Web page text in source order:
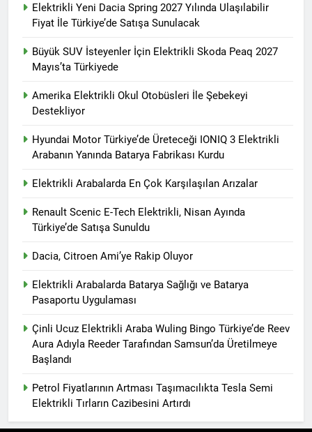
Elektrikli Yeni Dacia Spring 2027 Yılında Ulaşılabilir
Fiyat İle Türkiye’de Satışa Sunulacak
Büyük SUV İsteyenler İçin Elektrikli Skoda Peaq 2027
Mayıs’ta Türkiyede
Amerika Elektrikli Okul Otobüsleri İle Şebekeyi
Destekliyor
Hyundai Motor Türkiye’de Üreteceği IONIQ 3 Elektrikli
Arabanın Yanında Batarya Fabrikası Kurdu
Elektrikli Arabalarda En Çok Karşılaşılan Arızalar
Renault Scenic E-Tech Elektrikli, Nisan Ayında
Türkiye’de Satışa Sunuldu
Dacia, Citroen Ami’ye Rakip Oluyor
Elektrikli Arabalarda Batarya Sağlığı ve Batarya
Pasaportu Uygulaması
Çinli Ucuz Elektrikli Araba Wuling Bingo Türkiye’de Reev
Aura Adıyla Reeder Tarafından Samsun’da Üretilmeye
Başlandı
Petrol Fiyatlarının Artması Taşımacılıkta Tesla Semi
Elektrikli Tırların Cazibesini Artırdı